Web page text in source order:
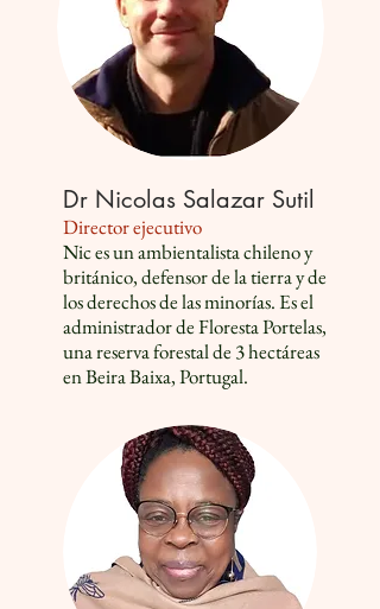
Dr Nicolas Salazar Sutil
Director ejecutivo
Nic es un ambientalista chileno y
británico, defensor de la tierra y de
los derechos de las minorías. Es el
administrador de Floresta Portelas,
una reserva forestal de 3 hectáreas
en Beira Baixa, Portugal.